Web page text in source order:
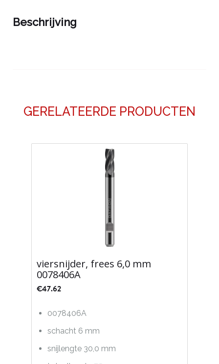
Beschrijving
GERELATEERDE PRODUCTEN
viersnijder, frees 6,0 mm
0078406A
€47.62
0078406A
schacht 6 mm
snijlengte 30,0 mm